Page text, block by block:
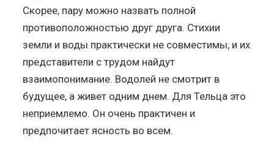
Скорее, пару можно назвать полной
противоположностью друг друга. Стихии
земли и воды практически не совместимы, и их
представители с трудом найдут
взаимопонимание. Водолей не смотрит в
будущее, а живет одним днем. Для Тельца это
неприемлемо. Он очень практичен и
предпочитает ясность во всем.